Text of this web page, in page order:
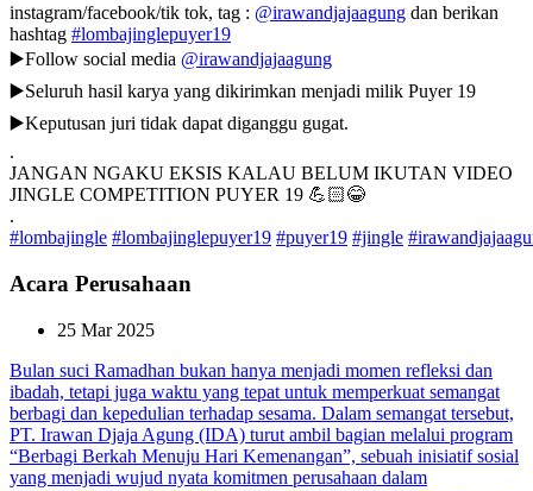
instagram/facebook/tik tok, tag : @irawandjajaagung dan berikan
hashtag #lombajinglepuyer19
▶️Follow social media @irawandjajaagung
▶️Seluruh hasil karya yang dikirimkan menjadi milik Puyer 19
▶️Keputusan juri tidak dapat diganggu gugat.
.
JANGAN NGAKU EKSIS KALAU BELUM IKUTAN VIDEO
JINGLE COMPETITION PUYER 19 💪🏻😂
.
#lombajingle #lombajinglepuyer19 #puyer19 #jingle
Acara Perusahaan
25 Mar 2025
Bulan suci Ramadhan bukan hanya menjadi momen refleksi dan
ibadah, tetapi juga waktu yang tepat untuk memperkuat semangat
berbagi dan kepedulian terhadap sesama. Dalam semangat tersebut,
PT. Irawan Djaja Agung (IDA) turut ambil bagian melalui program
“Berbagi Berkah Menuju Hari Kemenangan”, sebuah inisiatif sosial
yang menjadi wujud nyata komitmen perusahaan dalam